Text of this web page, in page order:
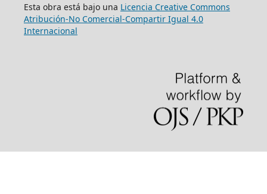
Esta obra está bajo una Licencia Creative Commons
Atribución-No Comercial-Compartir Igual 4.0
Internacional